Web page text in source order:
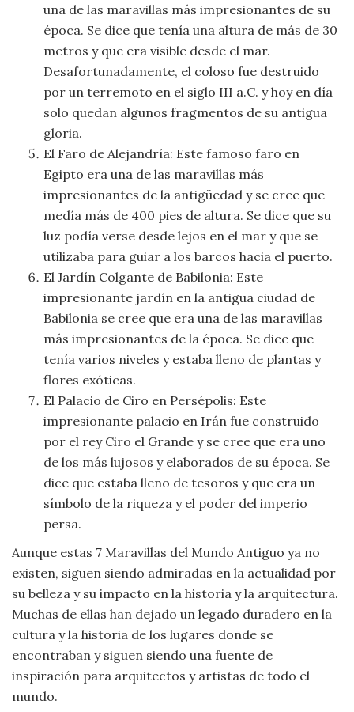
una de las maravillas más impresionantes de su
época. Se dice que tenía una altura de más de 30
metros y que era visible desde el mar.
Desafortunadamente, el coloso fue destruido
por un terremoto en el siglo III a.C. y hoy en día
solo quedan algunos fragmentos de su antigua
gloria.
El Faro de Alejandría: Este famoso faro en
Egipto era una de las maravillas más
impresionantes de la antigüedad y se cree que
medía más de 400 pies de altura. Se dice que su
luz podía verse desde lejos en el mar y que se
utilizaba para guiar a los barcos hacia el puerto.
El Jardín Colgante de Babilonia: Este
impresionante jardín en la antigua ciudad de
Babilonia se cree que era una de las maravillas
más impresionantes de la época. Se dice que
tenía varios niveles y estaba lleno de plantas y
flores exóticas.
El Palacio de Ciro en Persépolis: Este
impresionante palacio en Irán fue construido
por el rey Ciro el Grande y se cree que era uno
de los más lujosos y elaborados de su época. Se
dice que estaba lleno de tesoros y que era un
símbolo de la riqueza y el poder del imperio
persa.
Aunque estas 7 Maravillas del Mundo Antiguo ya no
existen, siguen siendo admiradas en la actualidad por
su belleza y su impacto en la historia y la arquitectura.
Muchas de ellas han dejado un legado duradero en la
cultura y la historia de los lugares donde se
encontraban y siguen siendo una fuente de
inspiración para arquitectos y artistas de todo el
mundo.